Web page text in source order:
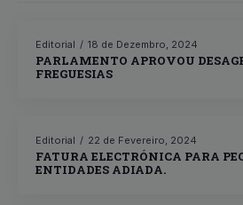
PARLAMENTO APROVOU
FREGUESIAS
Editorial 18 de Dezembro, 2024
FATURA ELECTRÓNICA PARA
ENTIDADES ADIADA.
Editorial 22 de Fevereiro, 2024